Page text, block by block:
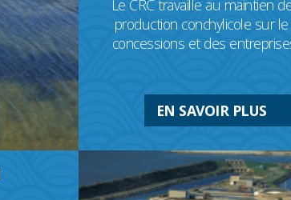
Le CRC travaille au maintien
production conchylicole sur
concessions et des
EN SAVOIR PLUS